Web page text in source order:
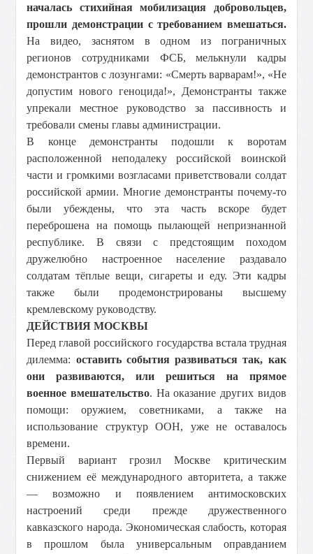
началась стихийная мобилизация добровольцев,
прошли демонстрации с требованием вмешаться.
На видео, заснятом в одном из пограничных
регионов сотрудниками ФСБ, мелькнули кадры
демонстрантов с лозунгами: «Смерть варварам!», «Не
допустим нового геноцида!», Демонстранты также
упрекали местное руководство за пассивность и
требовали смены главы администрации.
В конце демонстранты подошли к воротам
расположенной неподалеку российской воинской
части и громкими возгласами приветствовали солдат
российской армии. Многие демонстранты почему-то
были убеждены, что эта часть вскоре будет
переброшена на помощь пылающей непризнанной
республике. В связи с предстоящим походом
дружелюбно настроенное население раздавало
солдатам тёплые вещи, сигареты и еду. Эти кадры
также были продемонстрированы высшему
кремлевскому руководству.
ДЕЙСТВИЯ МОСКВЫ
Перед главой российского государства встала трудная
дилемма: оставить события развиваться так, как
они развиваются, или решиться на прямое
военное вмешательство. На оказание других видов
помощи: оружием, советниками, а также на
использование структур ООН, уже не оставалось
времени.
Первый вариант грозил Москве критическим
снижением её международного авторитета, а также
— возможно и появлением антимосковских
настроений среди прежде дружественного
кавказского народа. Экономическая слабость, которая
в прошлом была универсальным оправданием